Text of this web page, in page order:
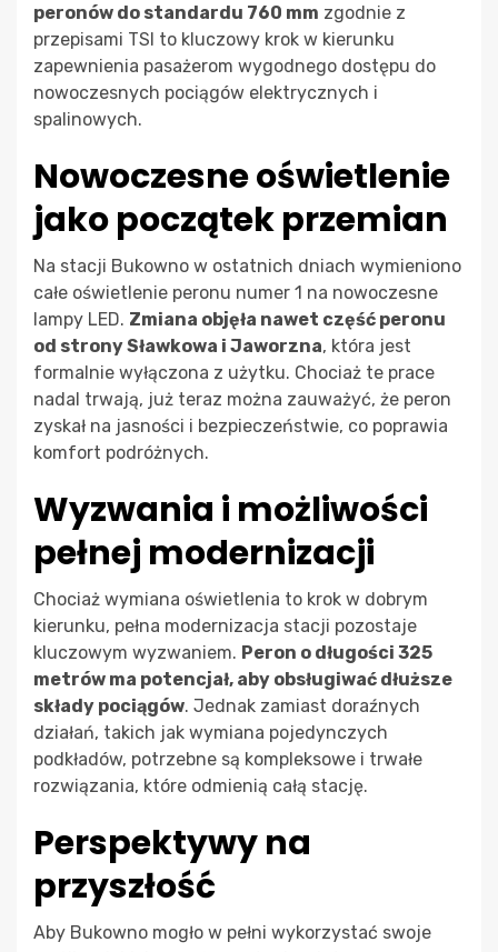
peronów do standardu 760 mm zgodnie z
przepisami TSI to kluczowy krok w kierunku
zapewnienia pasażerom wygodnego dostępu do
nowoczesnych pociągów elektrycznych i
spalinowych.
Nowoczesne oświetlenie
jako początek przemian
Na stacji Bukowno w ostatnich dniach wymieniono
całe oświetlenie peronu numer 1 na nowoczesne
lampy LED. Zmiana objęła nawet część peronu
od strony Sławkowa i Jaworzna, która jest
formalnie wyłączona z użytku. Chociaż te prace
nadal trwają, już teraz można zauważyć, że peron
zyskał na jasności i bezpieczeństwie, co poprawia
komfort podróżnych.
Wyzwania i możliwości
pełnej modernizacji
Chociaż wymiana oświetlenia to krok w dobrym
kierunku, pełna modernizacja stacji pozostaje
kluczowym wyzwaniem. Peron o długości 325
metrów ma potencjał, aby obsługiwać dłuższe
składy pociągów. Jednak zamiast doraźnych
działań, takich jak wymiana pojedynczych
podkładów, potrzebne są kompleksowe i trwałe
rozwiązania, które odmienią całą stację.
Perspektywy na
przyszłość
Aby Bukowno mogło w pełni wykorzystać swoje